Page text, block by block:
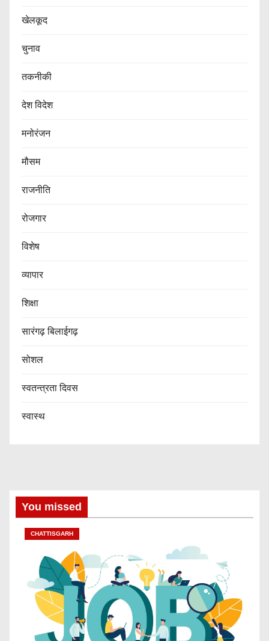
खेलकूद
चुनाव
तकनीकी
देश विदेश
मनोरंजन
मौसम
राजनीति
रोजगार
विशेष
व्यापार
शिक्षा
सारंगढ़ बिलाईगढ़
सोशल
स्वतन्त्रता दिवस
स्वास्थ
You missed
CHATTISGARH